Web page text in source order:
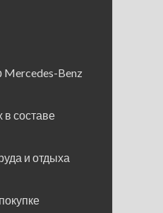
Mercedes-Benz
в составе
и отдыха